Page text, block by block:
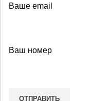
Ваше email
Ваш номер